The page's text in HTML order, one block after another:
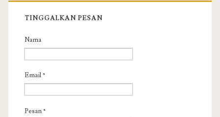
TINGGALKAN PESAN
Nama
Email*
Pesan*